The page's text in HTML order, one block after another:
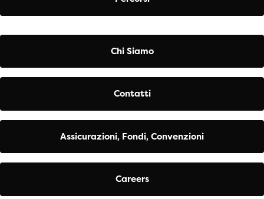
Chi Siamo
Contatti
Assicurazioni, Fondi, Convenzioni
Careers